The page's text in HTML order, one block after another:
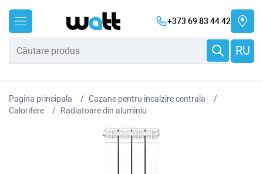
+373 69 83 44 42
RU
Pagina principala
Cazane pentru incalzire centrala
Сalorifere
Radiatoare din aluminiu